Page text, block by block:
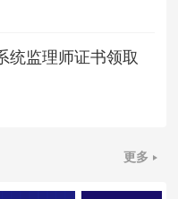
统监理师证书领取
更多